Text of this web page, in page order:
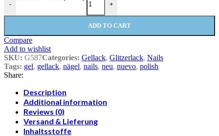
- +
ADD TO CART
Compare
Add to wishlist
SKU: G587Categories: Gellack, Glitzerlack, Nails
Tags: gel, gellack, nägel, nails, neu, nuevo, polish
Share:
Description
Additional information
Reviews (0)
Versand & Lieferung
Inhaltsstoffe